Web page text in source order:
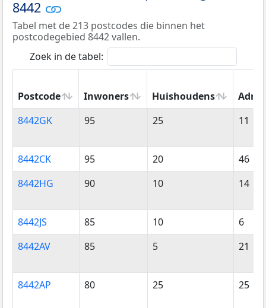
8442
Tabel met de 213 postcodes die binnen het
postcodegebied 8442 vallen.
Zoek in de tabel:
Postcode Inwoners Huishoudens
Postcode
Inwoners Huishoudens
8442GK 95 25 11
8442CK 95 20
46
8442HG
90 10 14
8442JS 85 10
6
8442AV
85 5 21
8442AP 80 25 25